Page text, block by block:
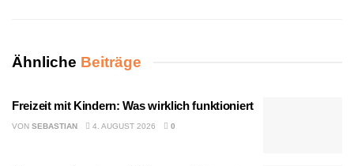
Ähnliche Beiträge
Freizeit mit Kindern: Was wirklich funktioniert
VON SEBASTIAN 4. AUGUST 2026 0